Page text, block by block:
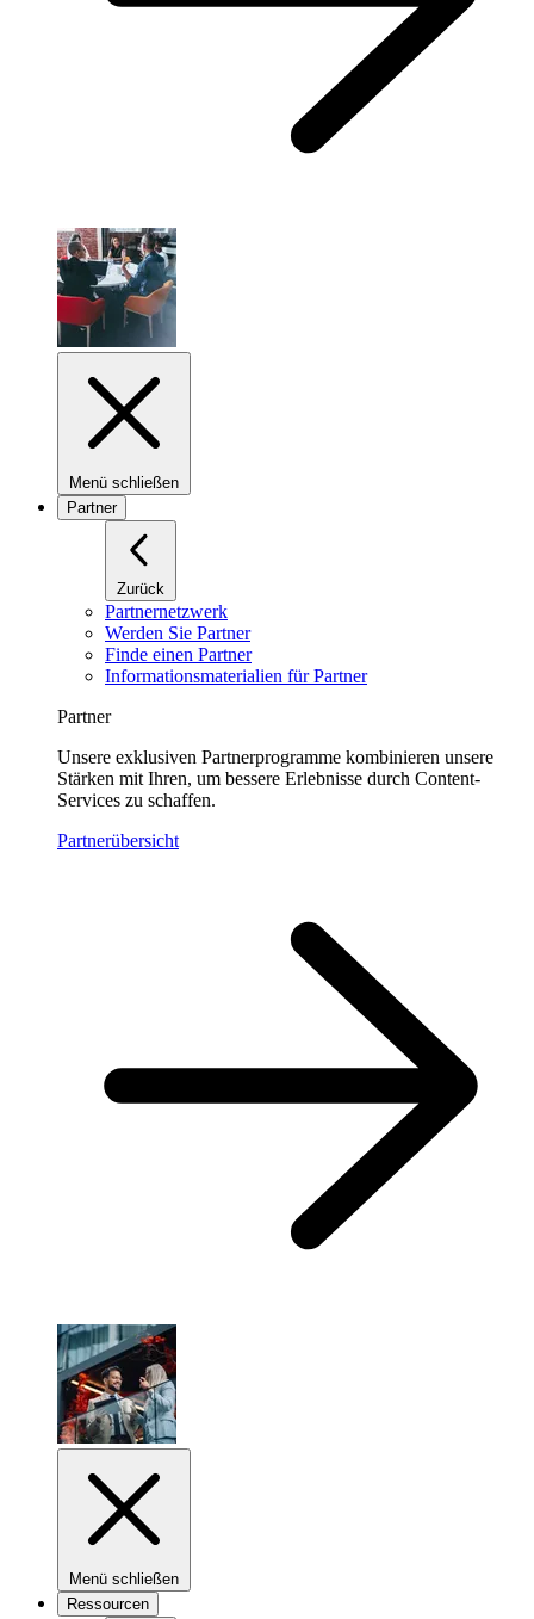
Menü schließen
Partner
Zurück
Partnernetzwerk
Werden Sie Partner
Finde einen Partner
Informationsmaterialien für Partner
Partner
Unsere exklusiven Partnerprogramme kombinieren unsere
Stärken mit Ihren, um bessere Erlebnisse durch Content-
Services zu schaffen.
Partnerübersicht
Menü schließen
Ressourcen